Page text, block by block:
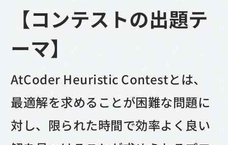
【コンテストの出題テ
ーマ】
AtCoder Heuristic Contestとは、
最適解を求めることが困難な問題に
対し、限られた時間で効率よく良い